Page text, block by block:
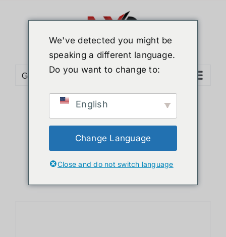
Go to...
Sort byDate
Show12 Products
We've detected you might be
speaking a different language.
Do you want to change to:
English
Change Language
Close and do not switch language